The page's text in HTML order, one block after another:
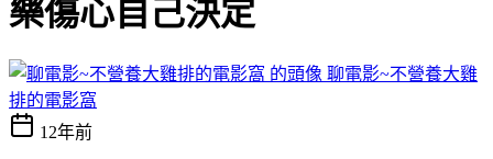
樂傷心自己決定
聊電影~不營養大雞
排的電影窩
12年前